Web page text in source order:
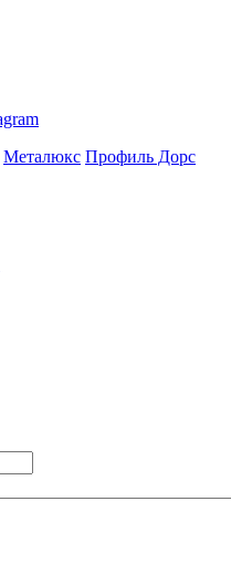
Металюкс Профиль Дорс